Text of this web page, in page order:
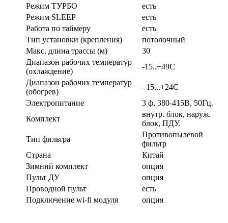
Режим ТУРБО
есть
Режим SLEEP
есть
Работа по таймеру
есть
Тип установки (крепления)
потолочный
Макс. длина трассы (м)
30
Диапазон рабочих температур
(охлаждение)
-15..+49С
Диапазон рабочих температур
(обогрев)
–15...+24С
Электропитание
3 ф, 380-415В, 50Гц.
Комплект
внутр. блок, наруж.
блок, ПДУ.
Тип фильтра
Противопылевой
фильтр
Страна
Китай
Зимний комплект
опция
Пульт ДУ
опция
Проводной пульт
есть
Подключение wi-fi модуля
опция